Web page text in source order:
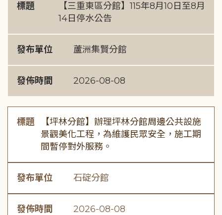
標題
【三重東區分館】115年8月10日至8月
14日停水公告
發布單位 蘆洲集賢分館
發佈時間 2026-08-08
標題
【坪林分館】辦理坪林分館周邊公共設施
景觀美化工程，為維護民眾安全，施工期
間暫停對外服務。
發布單位 石碇分館
發佈時間 2026-08-08